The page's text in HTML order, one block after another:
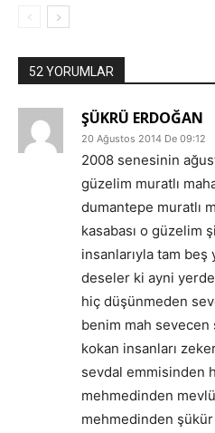
52 YORUMLAR
ŞÜKRÜ ERDOĞAN
20 Ağustos 2014 De 09:12
2008 senesinin
güzelim muratlı
dumantepe muratlı
kasabası o güzelim
insanlarıyla tam beş
deseler ki ayni
hiç düşünmeden
benim mah
kokan insanları
sevdal emmisinden
mehmedinden
mehmedinden şükür